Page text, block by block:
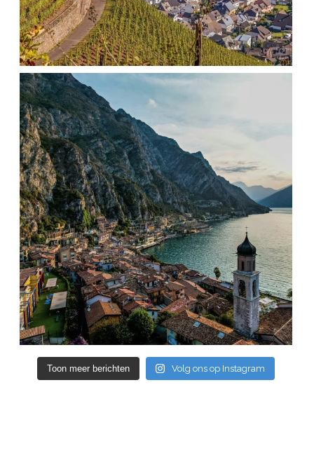
Toon meer berichten Volg ons op Instagram